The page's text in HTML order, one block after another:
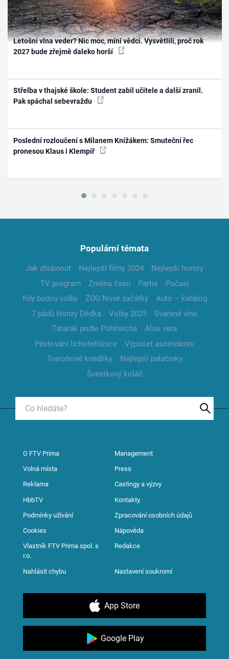
Letošní vlna veder? Nic moc, míní vědci. Vysvětlili, proč rok
2027 bude zřejmě daleko horší
Střelba v thajské škole: Student zabil učitele a další zranil.
Pak spáchal sebevraždu
Poslední rozloučení s Milanem Knížákem: Smuteční řec
pronesou Klaus i Klempíř
Populární témata
Jak zhubnout Nejlepší filmy 2024
Nejlepší horory
TV program
Změna času Partie
Počasí
Kdy budou volby
ZOO Nové začátky
Auto – katalog
7 pádů Honzy Dědka
Volby 2025
Svařené víno
Tatarák podle Pohlreicha
Aloe vera
Pěstování lichořeřišnice
Výpočet ascendentu
Tvarohové knedlíky
Nejlepší palačinky
Švestkový koláč
O FTV Prima Management
Volná místa Press
Reklama Castingy a výzvy
HbbTV Kontakty
Podmínky užívání Zpracování osobních údajů
Cookies Nápověda
Vlastník FTV Prima spol. s
r.o.
Redakce
Nahlásit chybu Nastavení soukromí
App Store
Google Play